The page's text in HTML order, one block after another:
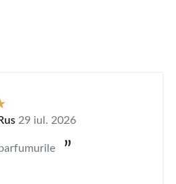
29 iul. 2026